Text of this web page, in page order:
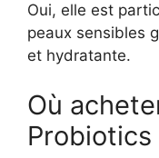
Oui, elle est
peaux sensibles
et hydratante.
Où
Probiotics